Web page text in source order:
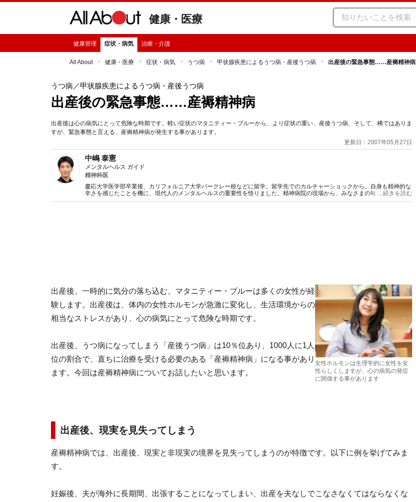
健康・医療
健康管理 症状・病気 治療・介護
All About 健康・医療 症状・病気 うつ病 甲状腺疾患によるうつ病・産後うつ病 出産後の緊急事態……産褥精神病
うつ病 ／甲状腺疾患によるうつ病・産後うつ病
出産後の緊急事態……産褥精神病
出産後は心の病気にとって危険な時期です。軽い症状のマタニティー・ブルーから、より症状の重い、産後うつ病、そして、稀ではありま
すが、緊急事態と言える、産褥精神病が発生する事があります。
更新日：2007年05月27日
中嶋 泰憲
メンタルヘルス ガイド
精神科医
慶応大学医学部卒業後、カリフォルニア大学バークレー校などに留学。留学先でのカルチャーショックから、自身も精神的な
辛さを感じたことを機に、現代人のメンタルヘルスの重要性を悟りました。精神病院の現場から、みなさまの毎日の心の健康
管理にお役に立てるよう、メンタルヘルスに関する情報発信を行っていきます。
...続きを読む
女性ホルモンは生理学的に女性を女
性らしくしますが、心の病気の発症
に関係する事があります
出産後、一時的に気分の落ち込む、マタニティー・ブルーは多くの女性が経
験します。出産後は、体内の女性ホルモンが急激に変化し、生活環境からの
相当なストレスがあり、心の病気にとって危険な時期です。
出産後、うつ病になってしまう「産後うつ病」は10％位あり、1000人に1人
位の割合で、直ちに治療を受ける必要のある「産褥精神病」になる事があり
ます。今回は産褥精神病についてお話したいと思います。
出産後、現実を見失ってしまう
産褥精神病では、出産後、現実と非現実の境界を見失ってしまうのが特徴です。以下に例を挙げてみま
す。
妊娠後、夫が海外に長期間、出張することになってしまい、出産を夫なしでこなさなくてはならなくな